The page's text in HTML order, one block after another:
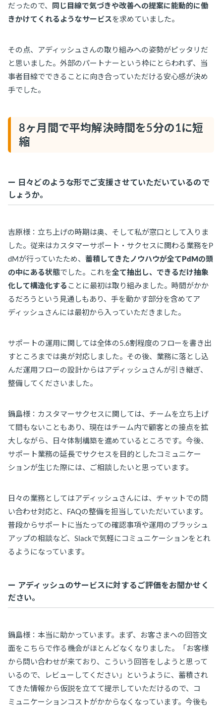
だったので、 同じ目線で気づきや改善への提案に能動的に働
きかけてくれるようなサービスを求めていました。
その点、アディッシュさんの取り組みへの姿勢がピッタリだ
と思いました。外部のパートナーという枠にとらわれず、当
事者目線でできることに向き合っていただける安心感が決め
手でした。
8ヶ月間で平均解決時間を5分の1に短
縮
ー 日々どのような形でご支援させていただいているので
しょうか。
吉原様：立ち上げの時期は奥、そして私が窓口として入りま
した。従来はカスタマーサポート・サクセスに関わる業務をP
dMが行っていたため、 蓄積してきたノウハウが全てPdMの頭
の中にある状態でした。これを全て抽出し、できるだけ抽象
化して構造化する ことに最初は取り組みました。時間がかか
るだろうという見通しもあり、手を動かす部分を含めてア
ディッシュさんには最初から入っていただきました。
サポートの運用に関しては全体の5.6割程度のフローを書き出
すところまでは奥が対応しました。その後、業務に落とし込
んだ運用フローの設計からはアディッシュさんが引き継ぎ、
整備してくださいました。
鍋島様：カスタマーサクセスに関しては、チームを立ち上げ
て間もないこともあり、現在はチーム内で顧客との接点を拡
大しながら、日々体制構築を進めているところです。今後、
サポート業務の延長でサクセスを目的としたコミュニケー
ションが生じた際には、ご相談したいと思っています。
日々の業務としてはアディッシュさんには、チャットでの問
い合わせ対応と、FAQの整備を担当していただいています。
普段からサポートに当たっての確認事項や運用のブラッシュ
アップの相談など、Slackで気軽にコミュニケーションをとれ
るようになっています。
ー アディッシュのサービスに対するご評価をお聞かせく
ださい。
鍋島様：本当に助かっています。まず、お客さまへの回答文
面をこちらで作る機会がほとんどなくなりました。「お客様
から問い合わせが来ており、こういう回答をしようと思って
いるので、レビューしてください」というように、蓄積され
てきた情報から仮説を立てて提示していただけるので、コ
ミュニケーションコストがかからなくなっています。今後も